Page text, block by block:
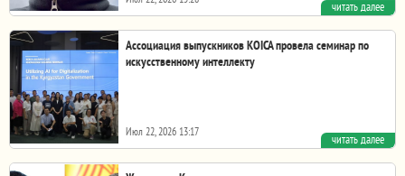
Активист Азамат Баяманов выступил против передачи
земель иностранным инвесторам в Кыргызстане в...
читать далее
Ассоциация выпускников KOICA провела семинар по
искусственному интеллекту
Июл 22, 2026 13:17
21 июля 2026 года в Innovation Center состоялся второй
семинар по обмену и распространению знаний...
читать далее